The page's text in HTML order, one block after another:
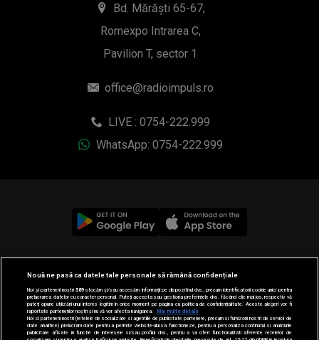
Bd. Mărăști 65-67,
Romexpo Intrarea C,
Pavilion T, sector 1
office@radioimpuls.ro
LIVE : 0754-222.999
WhatsApp: 0754-222.999
© 2019-2026 DOGAN MEDIA INTERNATIONAL SA, Toate
drepturile rezervate.
Nouă ne pasă ca datele tale personale să rămână confidențiale
Noi și partenerii noștri589stocăm și/sau accesăm informații pe dispozitivul dvs., precum identificatorii cookie unici pentru
prelucrarea datelor cu caracter personal. Puteți accepta sau gestiona preferințele dvs. făcând clic mai jos, respectiv vă
puteți opune utilizării unui interes legitim în orice moment pe pagina cu politica de confidențialitate. Aceste alegeri vor fi
raportate partenerilor noștri și nu vă vor afecta navigarea.
Mai multe detalii
Noi si partenerii nostri (retelele de socializare si agentiile de publicitate partenere, precum si furnizorii nostri de servicii de
date analitice) prelucram date pentru a permite website-ului sa functioneze, pentru a personaliza continutul si anunturile
publicitare afisate in functie de interesele si/sau profilul dvs., pentru a va oferi functionalitati aferente retelelor de